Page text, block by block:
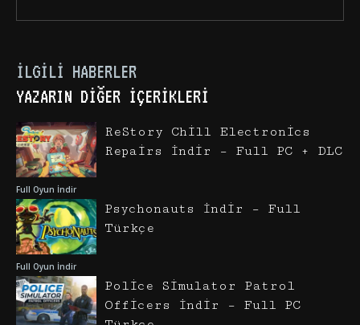
İLGILI HABERLER
YAZARIN DIĞER İÇERIKLERI
Full Oyun İndir
ReStory Chill Electronics
Repairs İndir – Full PC + DLC
Full Oyun İndir
Psychonauts İndir – Full
Türkçe
Police Simulator Patrol
Officers İndir – Full PC